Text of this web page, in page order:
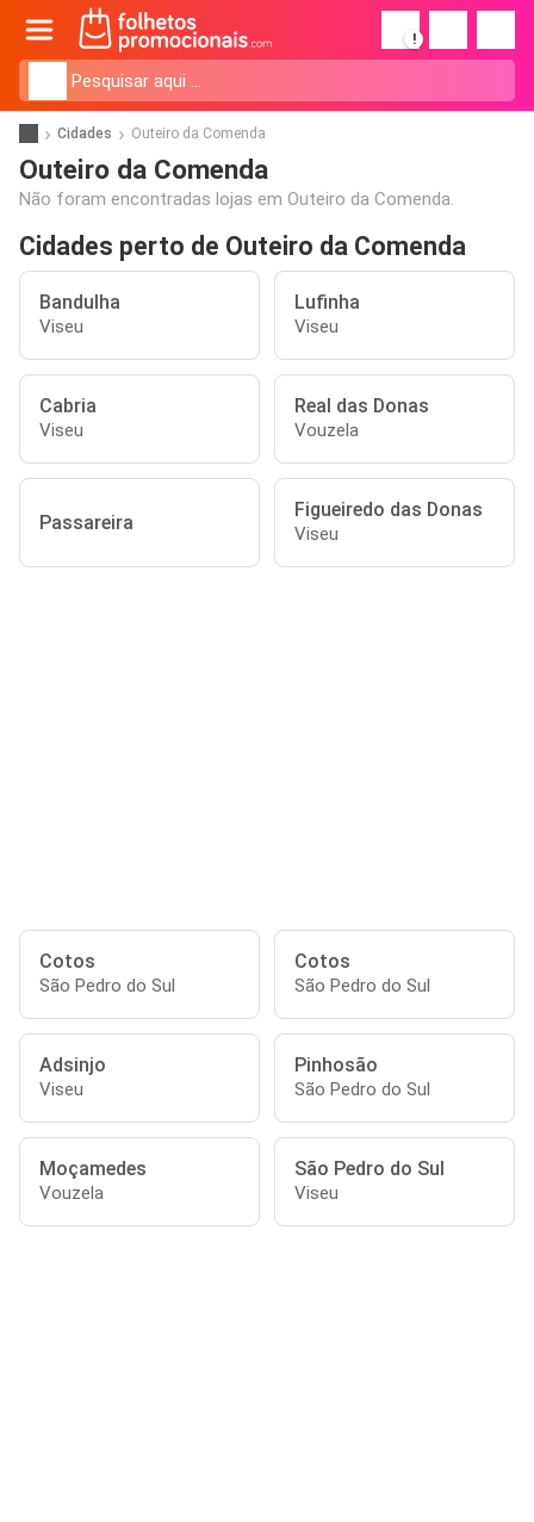
!
Cidades Outeiro da Comenda
Outeiro da Comenda
Não foram encontradas lojas em Outeiro da Comenda.
Cidades perto de Outeiro da Comenda
Bandulha
Viseu
Lufinha
Viseu
Cabria
Viseu
Real das Donas
Vouzela
Passareira
Figueiredo das Donas
Viseu
Cotos
São Pedro do Sul
Cotos
São Pedro do Sul
Adsinjo
Viseu
Pinhosão
São Pedro do Sul
Moçamedes
Vouzela
São Pedro do Sul
Viseu